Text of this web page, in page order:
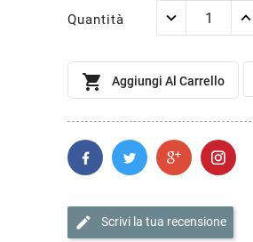
Quantità
 Aggiungi Al Carrello
edit Scrivi la tua recensione